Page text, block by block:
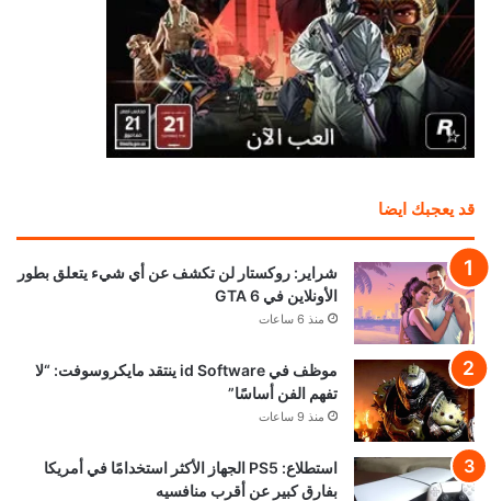
قد يعجبك ايضا
شراير: روكستار لن تكشف عن أي شيء يتعلق بطور
الأونلاين في GTA 6
منذ 6 ساعات
موظف في id Software ينتقد مايكروسوفت: “لا
تفهم الفن أساسًا”
منذ 9 ساعات
استطلاع: PS5 الجهاز الأكثر استخدامًا في أمريكا
بفارق كبير عن أقرب منافسيه